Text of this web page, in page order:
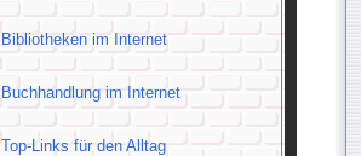
Bibliotheken im Internet
Buchhandlung im Internet
Top-Links für den Alltag